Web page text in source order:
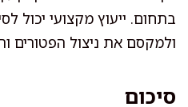
בתחום. ייעוץ מקצועי יכול
ולמקסם את ניצול הפטורים
סיכום